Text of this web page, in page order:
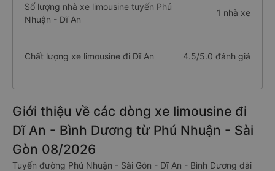
Số lượng nhà xe limousine tuyến Phú
Nhuận - Dĩ An
1 nhà xe
Chất lượng xe limousine đi Dĩ An 4.5/5.0 đánh giá
Giới thiệu về các dòng xe limousine đi
Dĩ An - Bình Dương từ Phú Nhuận - Sài
Gòn 08/2026
Tuyến đường Phú Nhuận - Sài Gòn - Dĩ An - Bình Dương dài